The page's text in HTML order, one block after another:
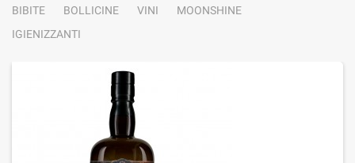
BIBITE
BOLLICINE VINI
MOONSHINE
IGIENIZZANTI